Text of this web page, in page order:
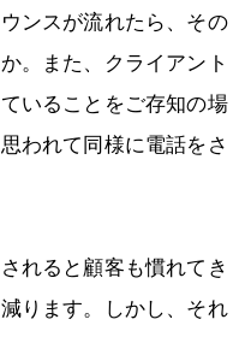
ンスが流れたら、その
。また、クライアント
いることをご存知の場
われて同様に電話をさ
れると顧客も慣れてき
ります。しかし、それ